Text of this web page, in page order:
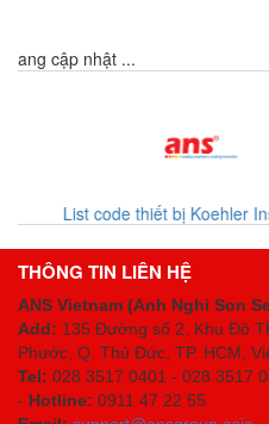
Đang cập nhật ...
THÔNG TIN LIÊN HỆ
ANS Vietnam (Anh Nghi Son
Add: 135 Đường số 2, Khu Đô
Phước, Q. Thủ Đức, TP. HCM ,
Tel: 028 3517 0401 - 028 3517
- Hotline: 0911 47 22 55